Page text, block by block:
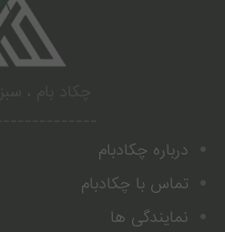
چکاد بام ،
درباره چکادبام
تماس با چکادبام
نمایندگی ها